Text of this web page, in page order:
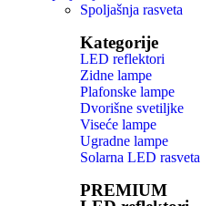
Spoljašnja rasveta
Kategorije
LED reflektori
Zidne lampe
Plafonske lampe
Dvorišne svetiljke
Viseće lampe
Ugradne lampe
Solarna LED rasveta
PREMIUM